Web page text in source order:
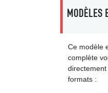
MODÈLES
Ce modèle
complète
formats :